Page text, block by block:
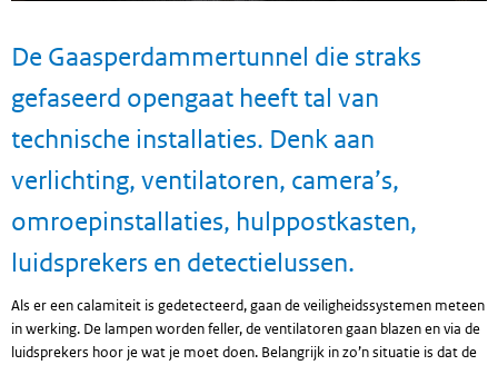
De Gaasperdammertunnel die straks
gefaseerd opengaat heeft tal van
technische installaties. Denk aan
verlichting, ventilatoren, camera’s,
omroepinstallaties, hulppostkasten,
luidsprekers en detectielussen.
Als er een calamiteit is gedetecteerd, gaan de veiligheidssystemen meteen
in werking. De lampen worden feller, de ventilatoren gaan blazen en via de
luidsprekers hoor je wat je moet doen. Belangrijk in zo’n situatie is dat de